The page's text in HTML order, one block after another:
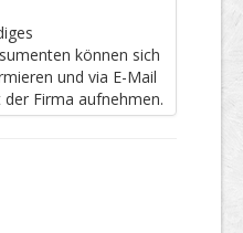
können sich
und via E-Mail
Firma aufnehmen.